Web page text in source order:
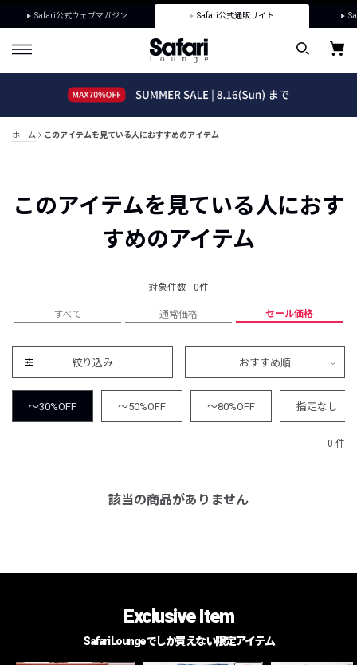
Safari公式ウェブマガジン Safari公式通販サイト
ホーム このアイテムを見ている人におすすめのアイテム
このアイテムを見ている人におす
すめのアイテム
対象件数 : 0件
すべて 通常価格 セール価格
絞り込み おすすめ順
～30%OFF ～50%OFF ～80%OFF 指定なし
0 件
該当の商品がありません
Exclusive Item
Safari Loungeでしか買えない限定アイテム